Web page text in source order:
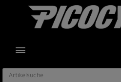
TOGGLE NAVIGATION